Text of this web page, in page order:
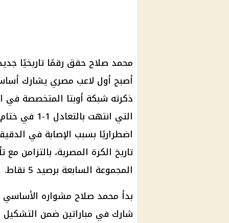
ذكرته شبكة أوبتا المتخصصة في
التي انتهت
المجموعة السابعة برصيد 5 نقاط.